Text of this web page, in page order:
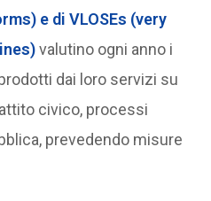
e diVLOSEs (very
valutino ogni anno i
dai loro servizi su
civico, processi
prevedendo misure